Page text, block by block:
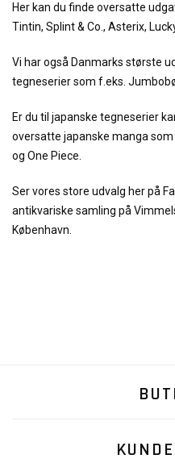
Her kan du finde oversatte
Tintin, Splint & Co., Asterix,
Vi har også Danmarks største
tegneserier som f.eks.
Er du til japanske tegneserier
oversatte japanske manga som
og One Piece.
Ser vores store udvalg her på
antikvariske samling på
København.